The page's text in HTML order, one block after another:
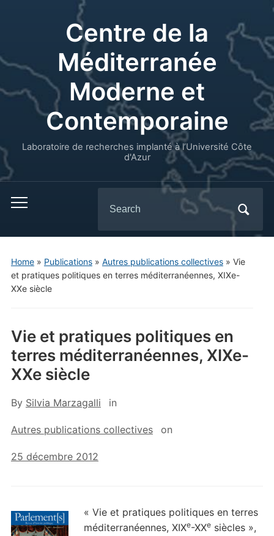
Centre de la
Méditerranée
Moderne et
Contemporaine
Laboratoire de recherches implanté à l’Université Côte
d'Azur
for:
Home» Publications» Autres publications collectives» Vie
et pratiques politiques en terres méditerranéennes, XIXe-
XXe siècle
Vie et pratiques politiques en
terres méditerranéennes, XIXe-
XXe siècle
By Silvia Marzagalli in
Autres publications collectives on
25 décembre 2012
« Vie et pratiques politiques en terres
méditerranéennes, XIXe-XXesiècles »,